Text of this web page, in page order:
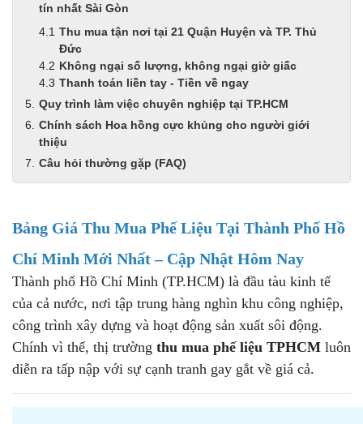
tín nhất Sài Gòn
Thu mua tận nơi tại 21 Quận Huyện và TP. Thủ
Đức
Không ngại số lượng, không ngại giờ giấc
Thanh toán liền tay - Tiền về ngay
Quy trình làm việc chuyên nghiệp tại TP.HCM
Chính sách Hoa hồng cực khủng cho người giới
thiệu
Câu hỏi thường gặp (FAQ)
Bảng Giá Thu Mua Phế Liệu Tại Thành Phố Hồ
Chí Minh Mới Nhất – Cập Nhật Hôm Nay
Thành phố Hồ Chí Minh (TP.HCM) là đầu tàu kinh tế
của cả nước, nơi tập trung hàng nghìn khu công nghiệp,
công trình xây dựng và hoạt động sản xuất sôi động.
Chính vì thế, thị trường thu mua phế liệu TPHCM luôn
diễn ra tấp nập với sự cạnh tranh gay gắt về giá cả.